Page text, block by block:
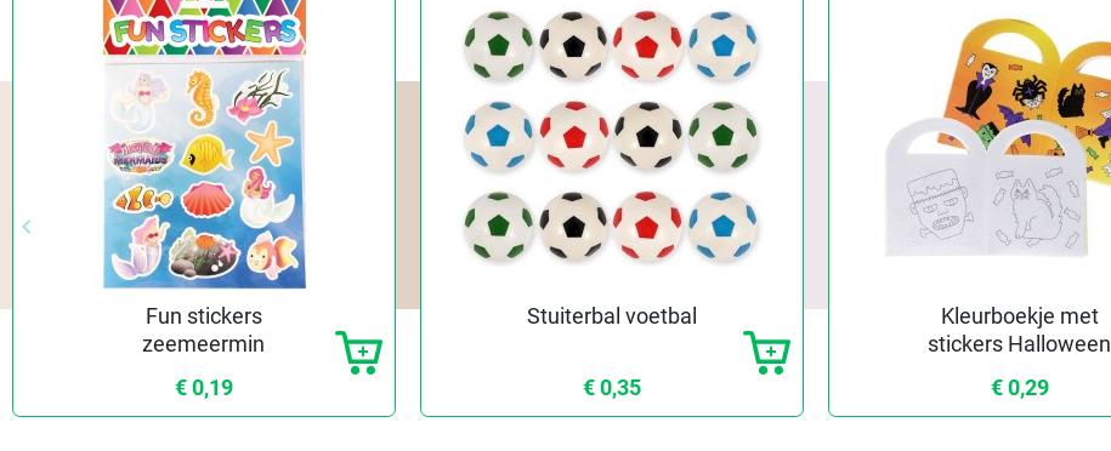
Vorige
keyboard_arrow_left
Fun stickers
zeemeermin
€ 0,19
Stuiterbal voetbal
€ 0,35
Kleurboekje met
stickers Halloween
€ 0,29